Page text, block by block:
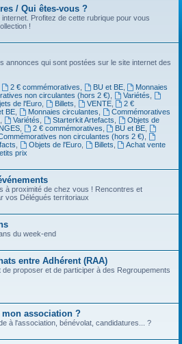
/ Qui êtes-vous ?
Profitez de cette rubrique pour vous
!
annonces qui sont postées sur le site internet des
2 € commémoratives BU et BE,
Monnaies
non circulantes (hors 2 €) Variétés
de l'Euro, Billets VENTE,
2 €
BE, Monnaies circulantes
Commémoratives
Variétés Starterkit Artefacts
Objets de
, 2 € commémoratives BU et BE
non circulantes (hors 2 €)
Objets de l'Euro, Billets
Achat vente
prix
à proximité de chez vous ! Rencontres et
vos Délégués territoriaux
du week-end
entre Adhérent (RAA)
proposer et de participer à des Regroupements
association ?
à l'association, bénévolat, candidatures... ?